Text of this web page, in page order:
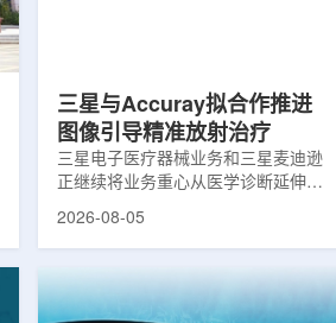
三星与Accuray拟合作推进
图像引导精准放射治疗
三星电子医疗器械业务和三星麦迪逊
正继续将业务重心从医学诊断延伸至
治疗领域。8月5日，三星HME美国
书，双方计划围绕基于容积成像的精
准放射治疗解决方案开展合作探讨。
2026-08-05